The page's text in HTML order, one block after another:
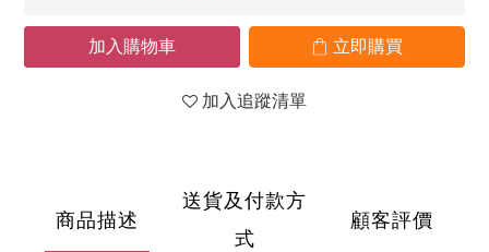
加入購物車 立即購買
加入追蹤清單
商品描述
送貨及付款方
式
顧客評價